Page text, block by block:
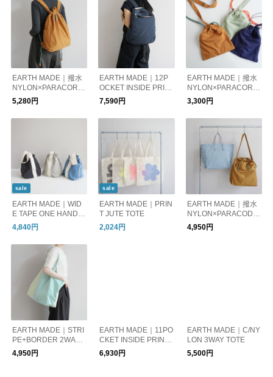
EARTH MADE｜撥水
NYLON×PARACORD
KNAPSACK
5,280円
EARTH MADE｜12P
OCKET INSIDE PRIN
T RUCK
7,590円
EARTH MADE｜撥水
NYLON×PARACORD
KINCHAKU
3,300円
sale
EARTH MADE｜WID
E TAPE ONE HANDL
E TOTE
4,840円
sale
EARTH MADE｜PRIN
T JUTE TOTE
2,024円
EARTH MADE｜撥水
NYLON×PARACODE
SHOLD
4,950円
EARTH MADE｜STRI
PE+BORDER 2WAY T
OTE
4,950円
EARTH MADE｜11PO
CKET INSIDE PRINT
BOSTON
6,930円
EARTH MADE｜C/NY
LON 3WAY TOTE
5,500円